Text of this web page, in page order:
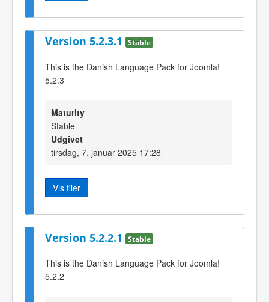
Version 5.2.3.1 Stable
This is the Danish Language Pack for Joomla!
5.2.3
Maturity
Stable
Udgivet
tirsdag, 7. januar 2025 17:28
Vis filer
Version 5.2.2.1 Stable
This is the Danish Language Pack for Joomla!
5.2.2